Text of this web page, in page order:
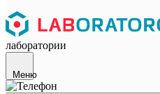
лаборатории
Меню